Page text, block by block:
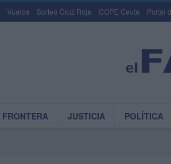
Vuelos Sorteo Cruz Roja COPE Ceuta Portal
FRONTERA JUSTICIA POLÍTICA